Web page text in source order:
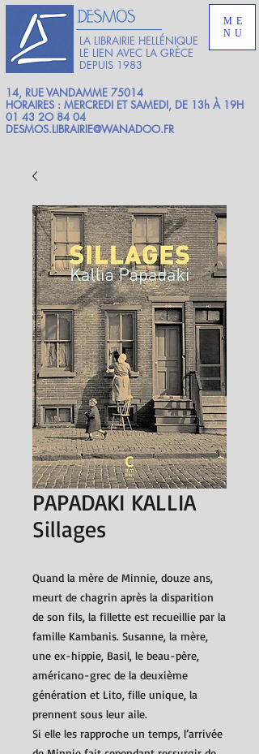
LA LIBRAIRIE HELLÉNIQUE
LE LIEN AVEC LA GRÈCE
DEPUIS 1983
ME
NU
14, RUE VANDAMME 75014
HORAIRES : MERCREDI ET SAMEDI, DE 13h À 19H
01 43 2O 84 04
DESMOS.LIBRAIRIE@WANADOO.FR
PAPADAKI KALLIA
Sillages
Quand la mère de Minnie, douze ans,
meurt de chagrin après la disparition
de son fils, la fillette est recueillie par la
famille Kambanis. Susanne, la mère,
une ex-hippie, Basil, le beau-père,
américano-grec de la deuxième
génération et Lito, fille unique, la
prennent sous leur aile.
Si elle les rapproche un temps, l’arrivée